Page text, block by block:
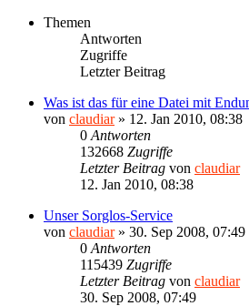
Themen
Antworten
Zugriffe
Letzter Beitrag
Was ist das für eine Datei mit
von claudiar» 12. Jan 2010, 08:38
0 Antworten
132668 Zugriffe
Letzter Beitrag von claudiar
12. Jan 2010, 08:38
Unser Sorglos-Service
von claudiar» 30. Sep 2008, 07:49
0 Antworten
115439 Zugriffe
Letzter Beitrag von claudiar
30. Sep 2008, 07:49